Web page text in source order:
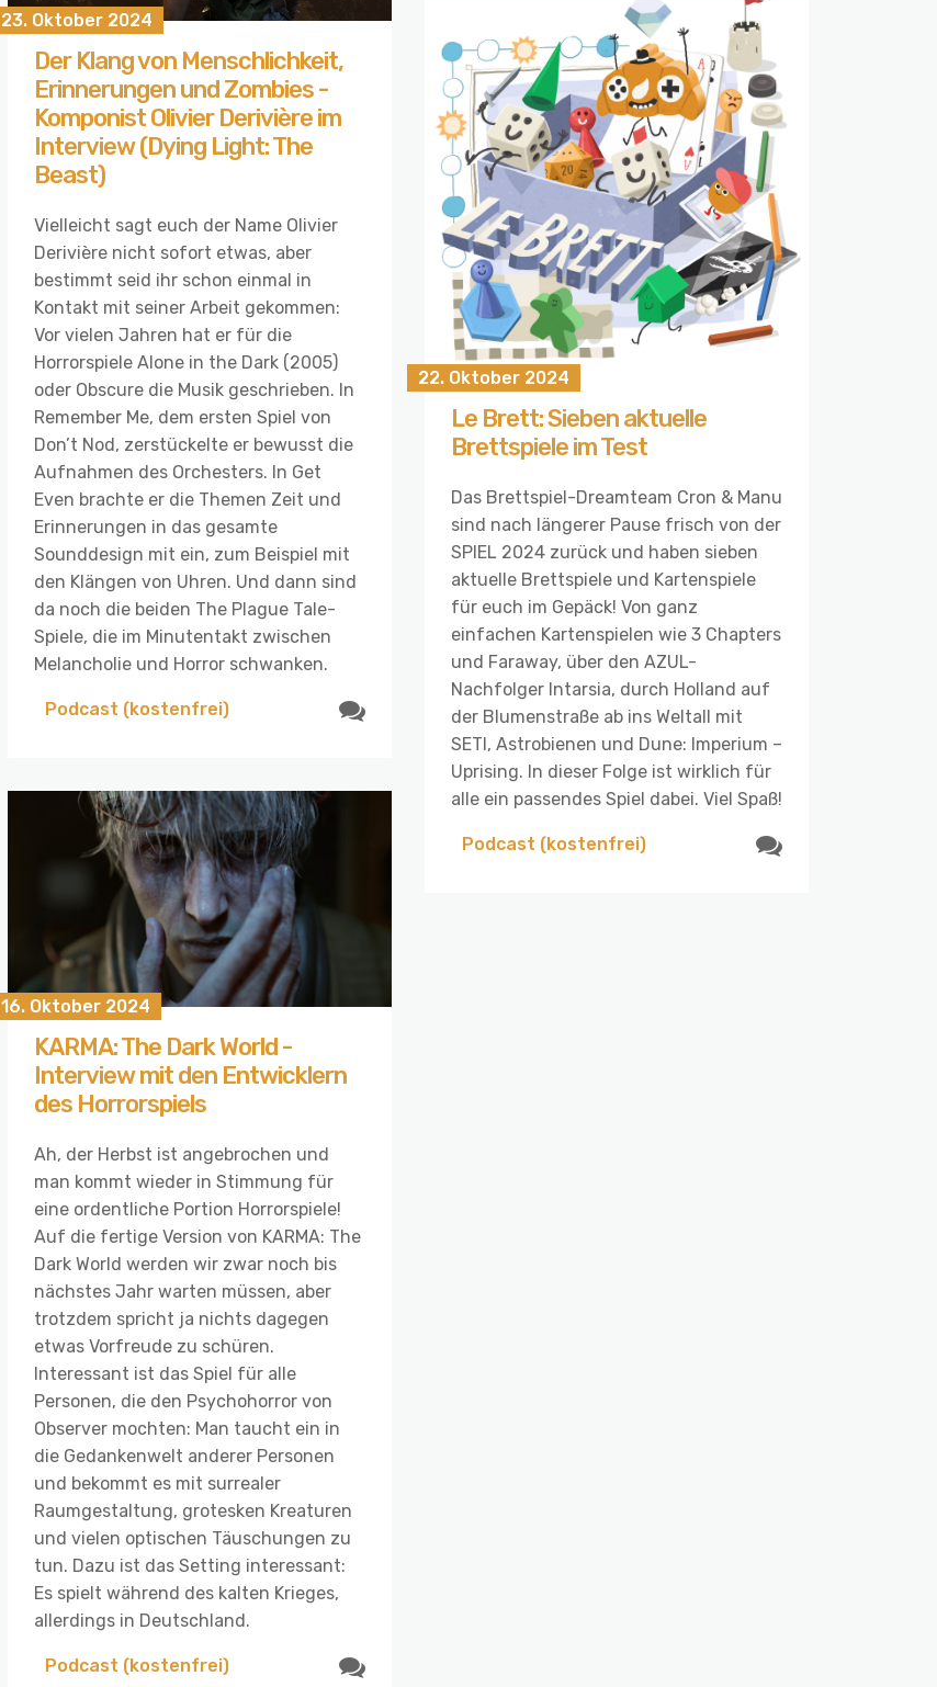
23. Oktober 2024
Der Klang von Menschlichkeit,
Erinnerungen und Zombies -
Komponist Olivier Derivière im
Interview (Dying Light: The
Beast)
Vielleicht sagt euch der Name Olivier
Derivière nicht sofort etwas, aber
bestimmt seid ihr schon einmal in
Kontakt mit seiner Arbeit gekommen:
Vor vielen Jahren hat er für die
Horrorspiele Alone in the Dark (2005)
oder Obscure die Musik geschrieben. In
Remember Me, dem ersten Spiel von
Don’t Nod, zerstückelte er bewusst die
Aufnahmen des Orchesters. In Get
Even brachte er die Themen Zeit und
Erinnerungen in das gesamte
Sounddesign mit ein, zum Beispiel mit
den Klängen von Uhren. Und dann sind
da noch die beiden The Plague Tale-
Spiele, die im Minutentakt zwischen
Melancholie und Horror schwanken.
Podcast (kostenfrei)
22. Oktober 2024
Le Brett: Sieben aktuelle
Brettspiele im Test
Das Brettspiel-Dreamteam Cron & Manu
sind nach längerer Pause frisch von der
SPIEL 2024 zurück und haben sieben
aktuelle Brettspiele und Kartenspiele
für euch im Gepäck! Von ganz
einfachen Kartenspielen wie 3 Chapters
und Faraway, über den AZUL-
Nachfolger Intarsia, durch Holland auf
der Blumenstraße ab ins Weltall mit
SETI, Astrobienen und Dune: Imperium –
Uprising. In dieser Folge ist wirklich für
alle ein passendes Spiel dabei. Viel Spaß!
Podcast (kostenfrei)
16. Oktober 2024
KARMA: The Dark World -
Interview mit den Entwicklern
des Horrorspiels
Ah, der Herbst ist angebrochen und
man kommt wieder in Stimmung für
eine ordentliche Portion Horrorspiele!
Auf die fertige Version von KARMA: The
Dark World werden wir zwar noch bis
nächstes Jahr warten müssen, aber
trotzdem spricht ja nichts dagegen
etwas Vorfreude zu schüren.
Interessant ist das Spiel für alle
Personen, die den Psychohorror von
Observer mochten: Man taucht ein in
die Gedankenwelt anderer Personen
und bekommt es mit surrealer
Raumgestaltung, grotesken Kreaturen
und vielen optischen Täuschungen zu
tun. Dazu ist das Setting interessant:
Es spielt während des kalten Krieges,
allerdings in Deutschland.
Podcast (kostenfrei)